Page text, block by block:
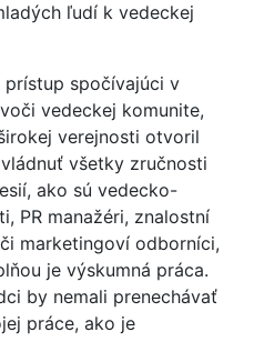
ľudí k vedeckej
spočívajúci v
vedeckej komunite,
verejnosti otvoril
všetky zručnosti
ako sú vedecko-
PR manažéri, znalostní
marketingoví odborníci,
je výskumná práca.
by nemali prenechávať
práce, ako je